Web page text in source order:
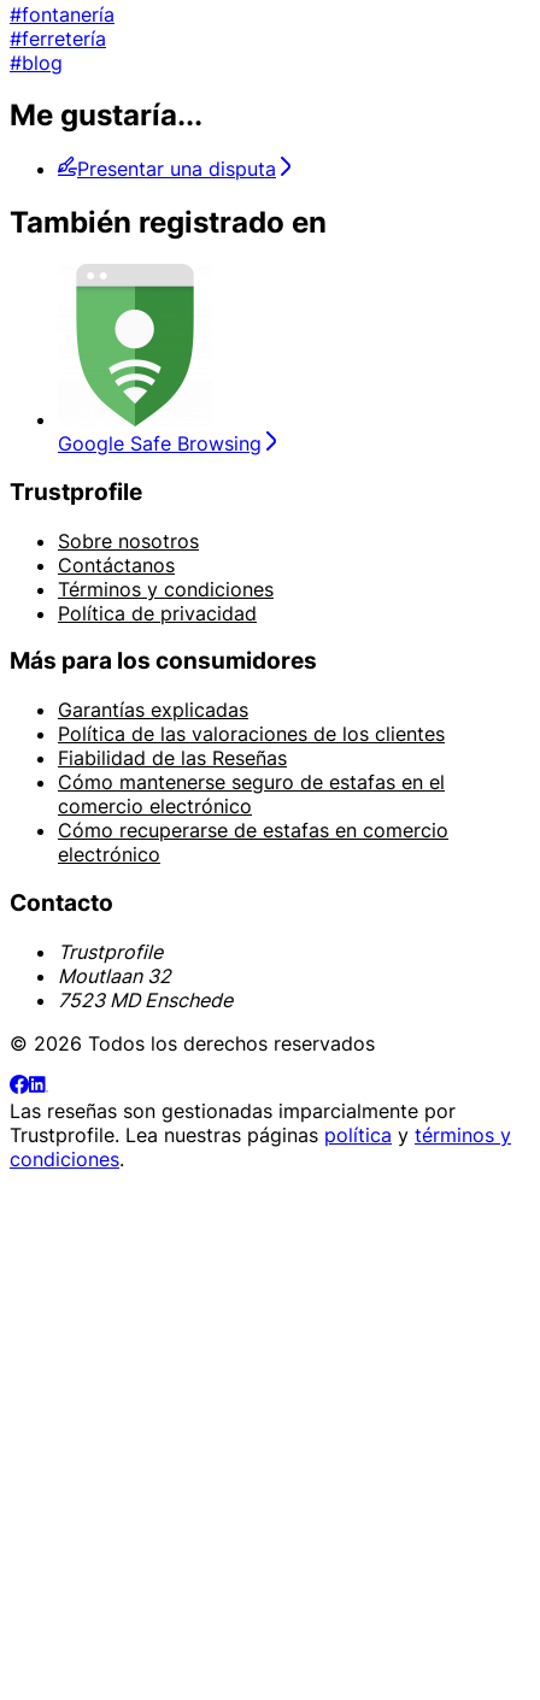
#fontanería
#ferretería
#blog
Me gustaría...
Presentar una disputa
También registrado en
Google Safe Browsing
Trustprofile
Sobre nosotros
Contáctanos
Términos y condiciones
Política de privacidad
Más para los consumidores
Garantías explicadas
Política de las valoraciones de los clientes
Fiabilidad de las Reseñas
Cómo mantenerse seguro de estafas en el
comercio electrónico
Cómo recuperarse de estafas en comercio
electrónico
Contacto
Trustprofile
Moutlaan 32
7523 MD Enschede
© 2026 Todos los derechos reservados
Las reseñas son gestionadas imparcialmente por
Trustprofile. Lea nuestras páginas política y términos y
condiciones.